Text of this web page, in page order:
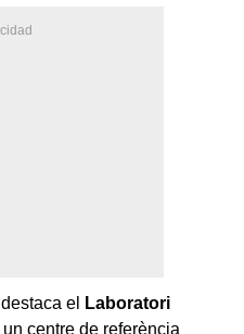
el
Laboratori
un centre de referència